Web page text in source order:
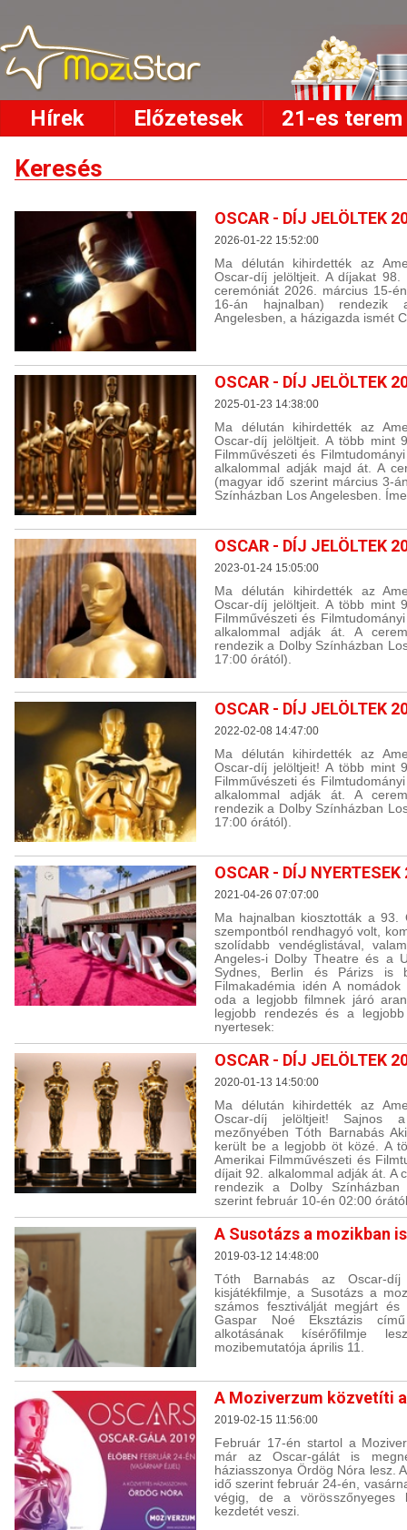
Hírek Előzetesek 21-es terem
Keresés
OSCAR - DÍJ JELÖLTEK
2026-01-22 15:52:00
Ma délután kihirdették az
Oscar-díj jelöltjeit. A díjakat
ceremóniát 2026. március 15-
16-án hajnalban) rendezik
Angelesben, a házigazda ismét
OSCAR - DÍJ JELÖLTEK
2025-01-23 14:38:00
Ma délután kihirdették az
Oscar-díj jelöltjeit. A több mint
Filmművészeti és
alkalommal adják majd át. A
(magyar idő szerint március 3-
Színházban Los Angelesben.
OSCAR - DÍJ JELÖLTEK
2023-01-24 15:05:00
Ma délután kihirdették az
Oscar-díj jelöltjeit. A több mint
Filmművészeti és
alkalommal adják át. A
rendezik a Dolby Színházban
17:00 órától).
OSCAR - DÍJ JELÖLTEK
2022-02-08 14:47:00
Ma délután kihirdették az
Oscar-díj jelöltjeit! A több mint
Filmművészeti és
alkalommal adják át. A
rendezik a Dolby Színházban
17:00 órától).
OSCAR - DÍJ NYERTESEK
2021-04-26 07:07:00
Ma hajnalban kiosztották a
szempontból rendhagyó volt,
szolídabb vendéglistával,
Angeles-i Dolby Theatre és a
Sydnes, Berlin és Párizs is
Filmakadémia idén A
oda a legjobb filmnek járó
legjobb rendezés és a
nyertesek:
OSCAR - DÍJ JELÖLTEK
2020-01-13 14:50:00
Ma délután kihirdették az
Oscar-díj jelöltjeit! Sajnos
mezőnyében Tóth Barnabás
került be a legjobb öt közé. A
Amerikai Filmművészeti és
díjait 92. alkalommal adják át. A
rendezik a Dolby
szerint február 10-én 02:00
A Susotázs a mozikban
2019-03-12 14:48:00
Tóth Barnabás az Oscar-
kisjátékfilmje, a Susotázs a
számos fesztiválját megjárt
Gaspar Noé Eksztázis
alkotásának kísérőfilmje
mozibemutatója április 11.
A Moziverzum közvetíti
2019-02-15 11:56:00
Február 17-én startol a
már az Oscar-gálát is
háziasszonya Ördög Nóra lesz.
idő szerint február 24-én,
végig, de a vörösszőnyeges
kezdetét veszi.